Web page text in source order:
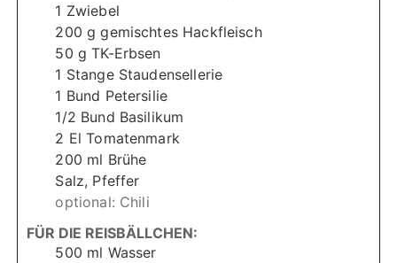
1 Zwiebel
200 g gemischtes Hackfleisch
50 g TK-Erbsen
1 Stange Staudensellerie
1 Bund Petersilie
1/2 Bund Basilikum
2 ElTomatenmark
200 ml Brühe
Salz, Pfeffer
optional: Chili
FÜR DIE REISBÄLLCHEN:
500 ml Wasser